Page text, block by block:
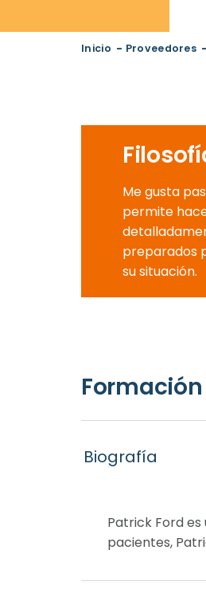
Inicio - Proveedores -
Me gusta
permite
preparados
su situación.
Biografía
Patrick Ford
pacientes,